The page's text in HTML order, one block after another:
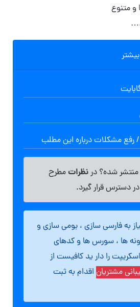
و متنوع
رفع مشکلات درباره این مطلب
شده؟ درنظراتمطرح
در دسترس قرار گیرد.
به فارسی سازی ، بومی سازی و
ها ، سورس ها و کدهای
را دار ید کافیست از
مشتریان اقدام به ثبت